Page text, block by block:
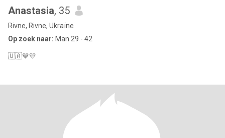
Anastasia, 35
Rivne, Rivne, Ukraïne
Op zoek naar: Man 29 - 42
🇺🇦💙💛